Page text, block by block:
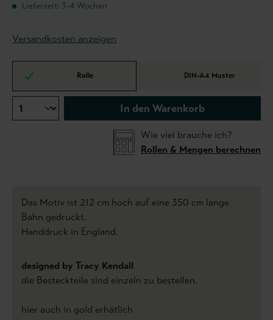
Lieferzeit: 3-4 Wochen
Versandkosten anzeigen
Rolle DIN-A4 Muster
In den Warenkorb
Wie viel brauche ich?
Rollen & Mengen berechnen
Das Motiv ist 212 cm hoch auf eine 350 cm lange
Bahn gedruckt.
Handdruck in England.
designed by Tracy Kendall
die Besteckteile sind einzeln zu bestellen.
hier auch in gold erhätlich